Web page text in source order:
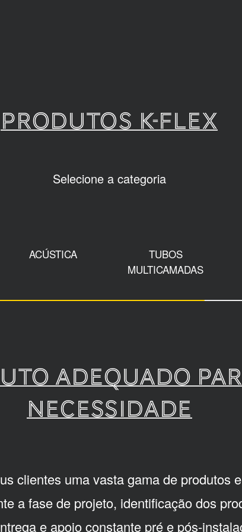
PRODUTOS K-FLEX
Selecione a categoria
ACÚSTICA
TUBOS
MULTICAMADAS
adequado
necessidade
clientes uma vasta gama de produtos
a fase de projeto, identificação dos
e apoio constante pré e pós-